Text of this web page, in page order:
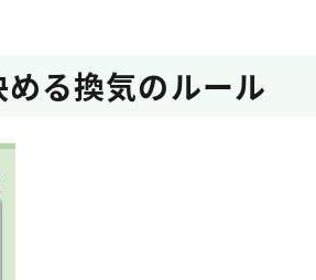
る換気のルール